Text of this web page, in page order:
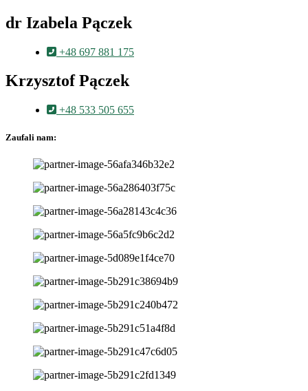
dr Izabela Pączek
+48 697 881 175
Krzysztof Pączek
+48 533 505 655
Zaufali nam: